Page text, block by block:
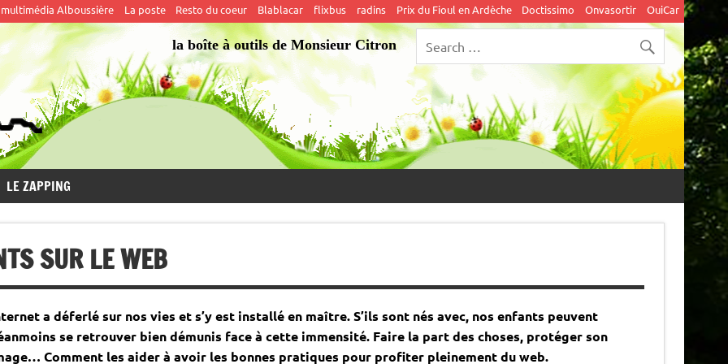
Alboussière La poste Resto du coeur Blablacar flixbus radins Prix du Fioul en Ardèche Doctissimo Onvasortir OuiCar
la boîte à outils de Monsieur Citron
LE ZAPPING
SUR LE WEB
a déferlé sur nos vies et s’y est installé en maître. S’ils sont nés avec, nos enfants peuvent
se retrouver bien démunis face à cette immensité. Faire la part des choses, protéger son
Comment les aider à avoir les bonnes pratiques pour profiter pleinement du web.